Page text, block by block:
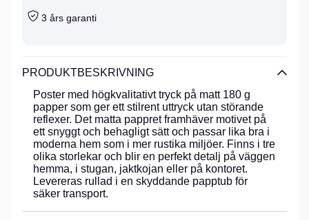
3 års garanti
PRODUKTBESKRIVNING
Poster med högkvalitativt tryck på matt 180 g
papper som ger ett stilrent uttryck utan störande
reflexer. Det matta pappret framhäver motivet på
ett snyggt och behagligt sätt och passar lika bra i
moderna hem som i mer rustika miljöer. Finns i tre
olika storlekar och blir en perfekt detalj på väggen
hemma, i stugan, jaktkojan eller på kontoret.
Levereras rullad i en skyddande papptub för
säker transport.